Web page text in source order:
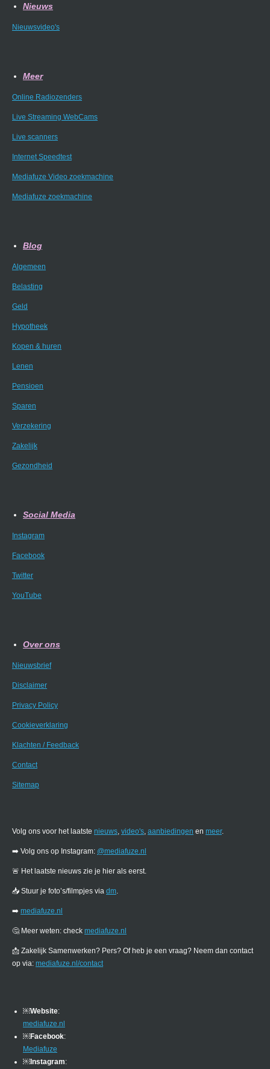
Nieuws
Nieuwsvideo's
Meer
Online Radiozenders
Live Streaming WebCams
Live scanners
Internet Speedtest
Mediafuze Video zoekmachine
Mediafuze zoekmachine
Blog
Algemeen
Belasting
Geld
Hypotheek
Kopen & huren
Lenen
Pensioen
Sparen
Verzekering
Zakelijk
Gezondheid
Social Media
Instagram
Facebook
Twitter
YouTube
Over ons
Nieuwsbrief
Disclaimer
Privacy Policy
Cookieverklaring
Klachten / Feedback
Contact
Sitemap
Volg ons voor het laatste nieuws video's aanbiedingen en meer.
➡️ Volg ons op Instagram: @mediafuze.nl
🚨 Het laatste nieuws zie je hier als eerst.
📥 Stuur je foto’s/filmpjes via dm
➡️ mediafuze.nl
🤔 Meer weten: check mediafuze.nl
📩 Zakelijk Samenwerken? Pers? Of heb je een vraag? Neem dan contact
op via: mediafuze.nl/contact
￼Website:
mediafuze.nl
￼Facebook:
Mediafuze
￼Instagram: